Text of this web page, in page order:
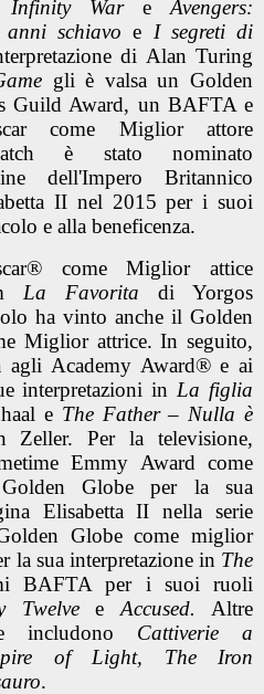
Infinity War e Avengers:
anni schiavoe I segreti di
di Alan Turing
gli è valsa un Golden
Guild Award, un BAFTA e
come Miglior attore
è stato nominato
dell'Impero Britannico
II nel 2015 per i suoi
e alla beneficenza.
come Miglior attice
La Favorita di Yorgos
ha vinto anche il Golden
Miglior attrice. In seguito,
agli Academy Award® e ai
interpretazioni in La figlia
e The Father – Nulla è
Zeller. Per la televisione,
Emmy Award come
Globe per la sua
Elisabetta II nella serie
Globe come miglior
la sua interpretazione in The
BAFTA per i suoi ruoli
Twelvee Accused.
Altre
includono Cattiverie a
of Light, The Iron
.